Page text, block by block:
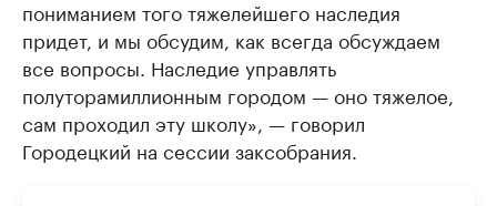
пониманием того тяжелейшего наследия
придет, и мы обсудим, как всегда обсуждаем
все вопросы. Наследие управлять
полуторамиллионным городом — оно тяжелое,
сам проходил эту школу», — говорил
Городецкий на сессии заксобрания.​